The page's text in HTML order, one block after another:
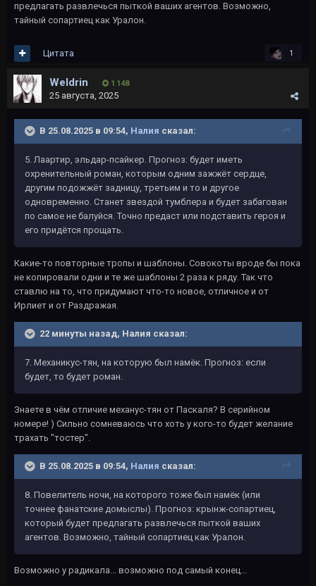
предлагать развлечься пыткой ваших агентов. Возможно,
тайный сопартиец как Уралон.
1
Цитата
Weldrin 1 148
25 августа, 2025
В 25.08.2025 в 09:54, Налия сказал:
5. Лаартир, эльдар-псайкер. Прогноз: будет иметь
охренительный роман, которым одним зажжёт сердце,
другим подожжёт задницу, третьим и то и другое
одновременно. Станет звездой тумблера и будет забагован
по самое не балуйся. Точно предаст или подставить героя и
его придётся прощать.
Какие-то повторные тропы и шаблоны. Совокоты вроде бы пока
не копировали одни и те же шаблоны 2 раза к ряду. Так что
ставлю на то, что придумают что-то новое, отличное и от
Ирлиет и от Раздражая.
22 минуты назад, Налия сказал:
7. Механикус-тян, на которую был намёк. Прогноз: если
будет, то будет роман.
Знаете в чём отличие механус-тян от Паскаля? В серийном
номере! ) Сильно сомневаюсь что хоть у кого-то будет желание
трахать "тостер".
В 25.08.2025 в 09:54, Налия сказал:
8. Повелитель ночи, на которого тоже был намёк (или
точнее фанатские домыслы). Прогноз: крынж-сопартиец,
который будет предлагать развлечься пыткой ваших
агентов. Возможно, тайный сопартиец как Уралон.
Возможно у радикала... возможно под самый конец...